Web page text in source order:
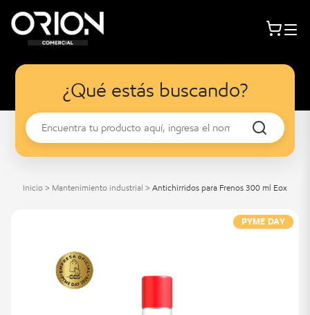
¿Qué estás buscando?
Inicio > Mantenimiento industrial > Antichirridos para Frenos 300 ml Eox
PYME DAY